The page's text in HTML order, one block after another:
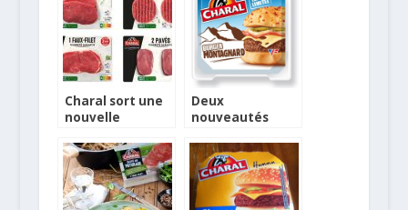
Charal sort une
nouvelle
Quotidiennes
Deux
nouveautés